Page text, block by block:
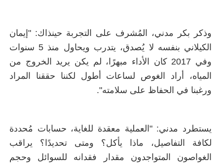
وذكر بكر مدني، المُشرف على التجربة حينذاك: "إيمان
الكيلاني بنفسه لا يُصدق، يتدرب ويحاول منذ 5 سنوات
وفي 2017 كان الأداء مبهرًا، لم يكن يريد الخروج من
المياه، أراد الغوص لساعات أطول لكننا حققنا المراد
ورغبنا في الحفاظ على سلامته".
يستطرد مدني: "العملية معقدة للغاية، حسابات مُحددة
لكافة التفاصيل، ماذا يأكل؟ ومتى تحديدًا؟ يراقب
الغواصون المتواجدون مقدار فقدانه للسوائل وحجم